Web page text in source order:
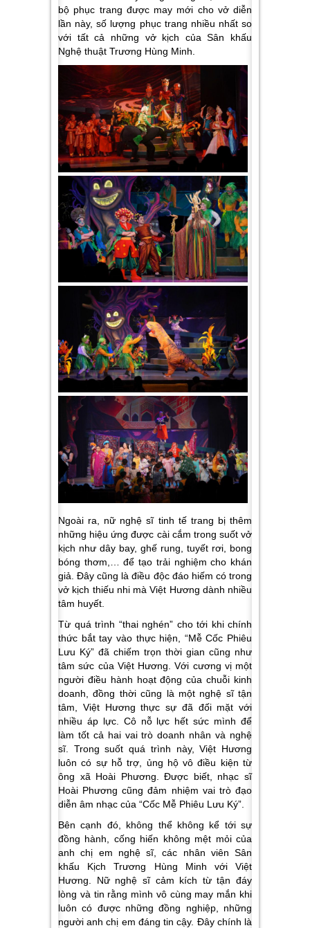
bộ phục trang được may mới cho vở diễn
lần này, số lượng phục trang nhiều nhất so
với tất cả những vở kịch của Sân khấu
Nghệ thuật Trương Hùng Minh.
Ngoài ra, nữ nghệ sĩ tinh tế trang bị thêm
những hiệu ứng được cài cắm trong suốt vở
kịch như dây bay, ghế rung, tuyết rơi, bong
bóng thơm,… để tạo trải nghiệm cho khán
giả. Đây cũng là điều độc đáo hiếm có trong
vở kịch thiếu nhi mà Việt Hương dành nhiều
tâm huyết.
Từ quá trình “thai nghén” cho tới khi chính
thức bắt tay vào thực hiện, “Mễ Cốc Phiêu
Lưu Ký” đã chiếm trọn thời gian cũng như
tâm sức của Việt Hương. Với cương vị một
người điều hành hoạt động của chuỗi kinh
doanh, đồng thời cũng là một nghệ sĩ tận
tâm, Việt Hương thực sự đã đối mặt với
nhiều áp lực. Cô nỗ lực hết sức mình để
làm tốt cả hai vai trò doanh nhân và nghệ
sĩ. Trong suốt quá trình này, Việt Hương
luôn có sự hỗ trợ, ủng hộ vô điều kiện từ
ông xã Hoài Phương. Được biết, nhạc sĩ
Hoài Phương cũng đảm nhiệm vai trò đạo
diễn âm nhạc của “Cốc Mễ Phiêu Lưu Ký”.
Bên cạnh đó, không thể không kể tới sự
đồng hành, cống hiến không mệt mỏi của
anh chị em nghệ sĩ, các nhân viên Sân
khấu Kịch Trương Hùng Minh với Việt
Hương. Nữ nghệ sĩ cảm kích từ tận đáy
lòng và tin rằng mình vô cùng may mắn khi
luôn có được những đồng nghiệp, những
người anh chị em đáng tin cậy. Đây chính là